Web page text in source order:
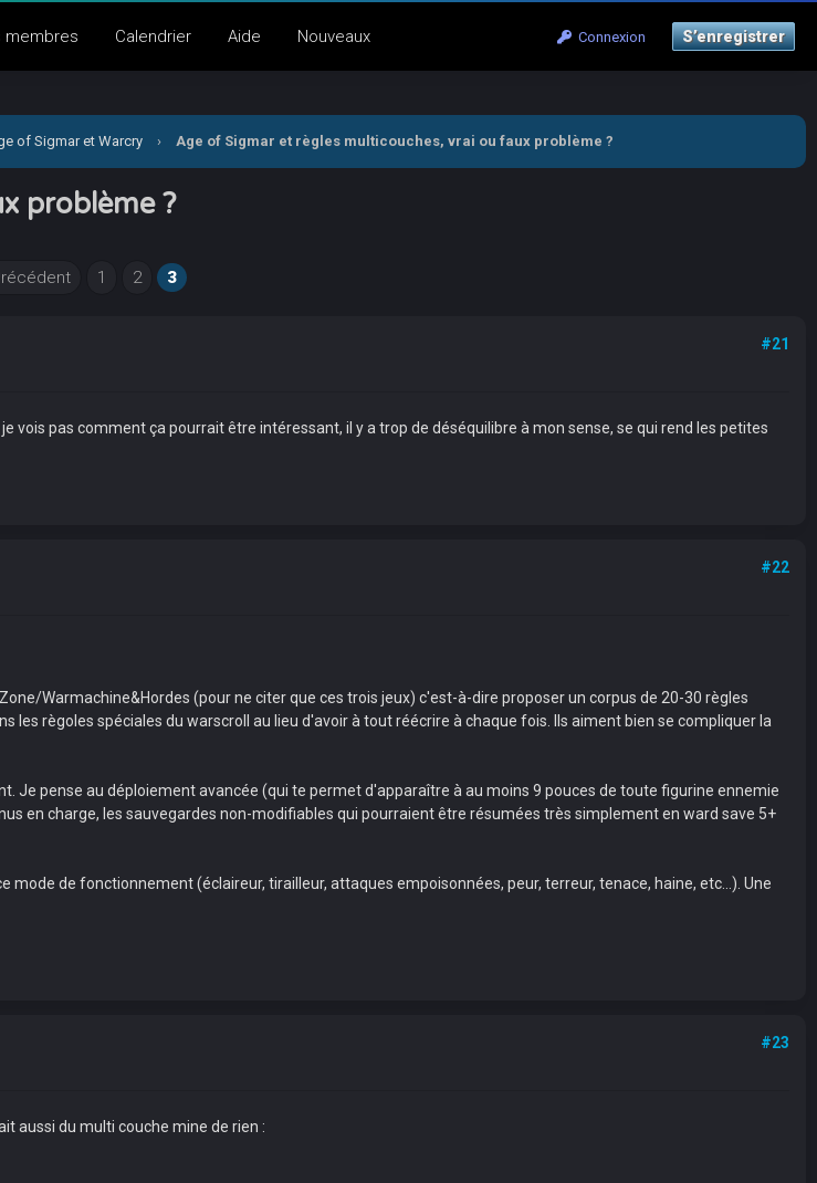
Connexion S’enregistrer
membres Calendrier Aide Nouveaux
of Sigmar et Warcry › Age of Sigmar et règles multicouches, vrai ou faux problème ?
problème ?
1 2 3
#21
vois pas comment ça pourrait être intéressant, il y a trop de déséquilibre à mon sense, se qui rend les petites
#22
Warmachine&Hordes (pour ne citer que ces trois jeux) c'est-à-dire proposer un corpus de 20-30 règles
règoles spéciales du warscroll au lieu d'avoir à tout réécrire à chaque fois. Ils aiment bien se compliquer la
Je pense au déploiement avancée (qui te permet d'apparaître à au moins 9 pouces de toute figurine ennemie
en charge, les sauvegardes non-modifiables qui pourraient être résumées très simplement en ward save 5+
de fonctionnement (éclaireur, tirailleur, attaques empoisonnées, peur, terreur, tenace, haine, etc...). Une
#23
aussi du multi couche mine de rien :